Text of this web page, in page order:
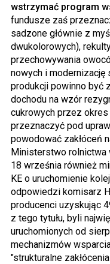
wstrzymać program
fundusze zaś
sadzone głównie z
dwukolorowych),
przechowywania
nowych i modernizację
produkcji powinno być
dochodu na wzór
cukrowych przez okres
przeznaczyć pod
powodować zakłóceń
Ministerstwo rolnictwa
18 września również
KE o uruchomienie
odpowiedzi komisarz
producenci uzyskując
z tego tytułu, byli
uruchomionych od
mechanizmów
"strukturalne